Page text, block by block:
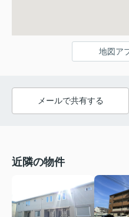
地図ア
メールで共有する
近隣の物件